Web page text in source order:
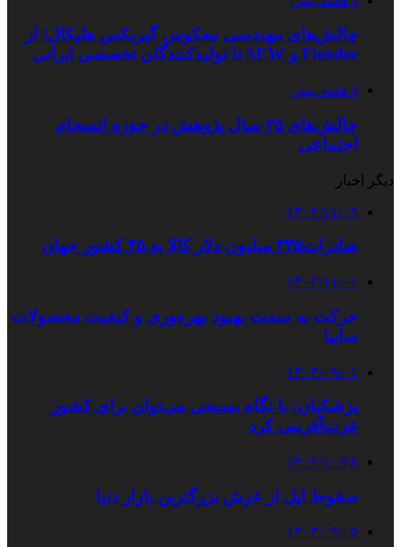
چالش‌های مهندسی معکوس گیربکس هلیکال؛ از
Flender و SEW تا تولیدکنندگان تخصصی ایرانی
4 هفته پیش
چالش‌های ۲۵ سال پژوهش در حوزه انسجام
اجتماعی
دیگر اخبار
۱۴۰۲/۱۱/۰۹
صادرات۳۳۵ میلیون دلار کالا به ۴۵ کشور جهان
۱۴۰۲/۱۱/۰۱
حرکت به سمت بهبود بهره‌وری و کیفیت محصولات
سایپا
۱۴۰۳/۰۹/۰۱
پزشکیان: با نگاه بسیجی می‌توان برای کشور
عزت‌آفرینی کرد
۱۴۰۲/۱۰/۲۸
سقوط اپل از عرش بزرگترین بازار دنیا
۱۴۰۳/۰۹/۰۵